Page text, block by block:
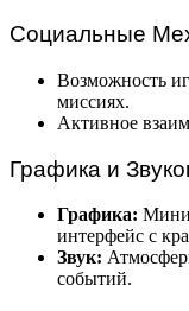
Социальные
Возможность
миссиях.
Активное
Графика и
Графика:
интерфейс с
Звук:
событий.